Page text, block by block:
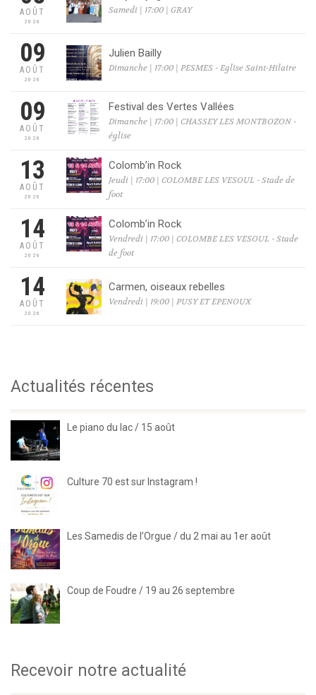
AOÛT
2026
Samedi | 17:00 | GRAY
09
AOÛT
2026
Julien Bailly
Dimanche | 17:00 | PESMES - Eglise Saint-Hilaire
09
AOÛT
2026
Festival des Vertes Vallées
Dimanche | 17:00 | CHASSEY LES MONTBOZON -
église
13
AOÛT
2026
Colomb’in Rock
Jeudi | 17:00 | COLOMBE LES VESOUL - Stade de
foot
14
AOÛT
2026
Colomb’in Rock
Vendredi | 17:00 | COLOMBE LES VESOUL - Stade
de foot
14
AOÛT
2026
Carmen, oiseaux rebelles
Vendredi | 19:00 | PUSY ET EPENOUX
Actualités récentes
Le piano du lac / 15 août
Culture 70 est sur Instagram !
Les Samedis de l’Orgue / du 2 mai au 1er août
Coup de Foudre / 19 au 26 septembre
Recevoir notre actualité